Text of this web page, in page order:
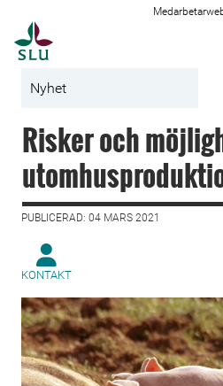
Nyhet
Risker och
PUBLICERAD: 04 MARS 2021
KONTAKT